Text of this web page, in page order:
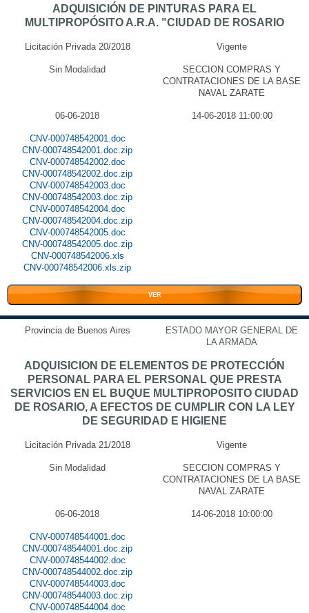
ADQUISICIÓN DE PINTURAS PARA EL
MULTIPROPÓSITO A.R.A. "CIUDAD DE ROSARIO
Licitación Privada 20/2018 Vigente
Sin Modalidad
SECCION COMPRAS Y
CONTRATACIONES DE LA BASE
NAVAL ZARATE
06-06-2018 14-06-2018 11:00:00
CNV-000748542001.doc
CNV-000748542001.doc.zip
CNV-000748542002.doc
CNV-000748542002.doc.zip
CNV-000748542003.doc
CNV-000748542003.doc.zip
CNV-000748542004.doc
CNV-000748542004.doc.zip
CNV-000748542005.doc
CNV-000748542005.doc.zip
CNV-000748542006.xls
CNV-000748542006.xls.zip
VER
Provincia de Buenos Aires
ESTADO MAYOR GENERAL DE
LA ARMADA
ADQUISICION DE ELEMENTOS DE PROTECCIÓN
PERSONAL PARA EL PERSONAL QUE PRESTA
SERVICIOS EN EL BUQUE MULTIPROPOSITO CIUDAD
DE ROSARIO, A EFECTOS DE CUMPLIR CON LA LEY
DE SEGURIDAD E HIGIENE
Licitación Privada 21/2018 Vigente
Sin Modalidad
SECCION COMPRAS Y
CONTRATACIONES DE LA BASE
NAVAL ZARATE
06-06-2018 14-06-2018 10:00:00
CNV-000748544001.doc
CNV-000748544001.doc.zip
CNV-000748544002.doc
CNV-000748544002.doc.zip
CNV-000748544003.doc
CNV-000748544003.doc.zip
CNV-000748544004.doc